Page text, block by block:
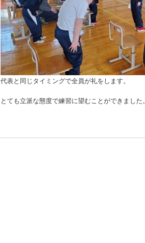
代表と同じタイミングで全員が礼をします。
とても立派な態度で練習に望むことができました。